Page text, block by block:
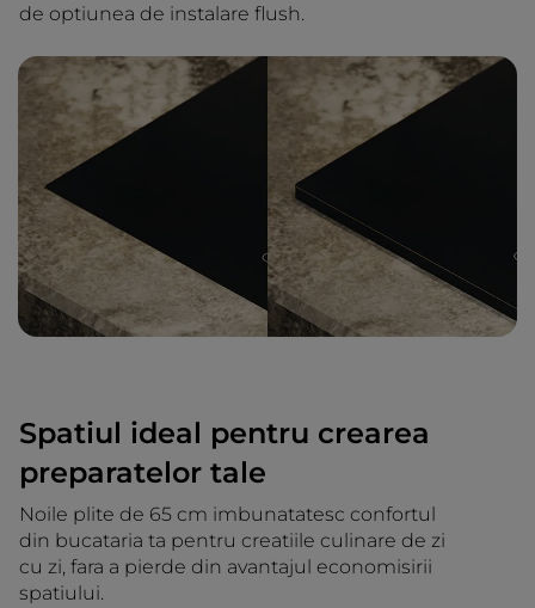
de optiunea de instalare flush.
Spatiul ideal pentru crearea
preparatelor tale
Noile plite de 65 cm imbunatatesc confortul
din bucataria ta pentru creatiile culinare de zi
cu zi, fara a pierde din avantajul economisirii
spatiului.